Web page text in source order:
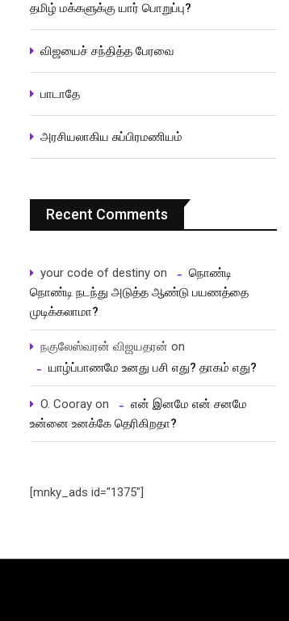
தமிழ் மக்களுக்கு யார் பொறுப்பு?
விஜயைச் சந்தித்த பேரவை
பாடாதே
அரசியலாகிய சுப்பிரமணியம்
Recent Comments
your code of destiny on
நொண்டி
நொண்டி நடந்து அடுத்த ஆண்டு பயணத்தை
முடிக்கலாமா?
நகுலேஸ்வரன் விஜயதரன் on
யாழ்ப்பாணமே உனது பசி எது? தாகம் எது?
O. Cooray on
என் இனமே என் சனமே
உன்னை உனக்கே தெரிகிறதா?
[mnky_ads id="1375"]